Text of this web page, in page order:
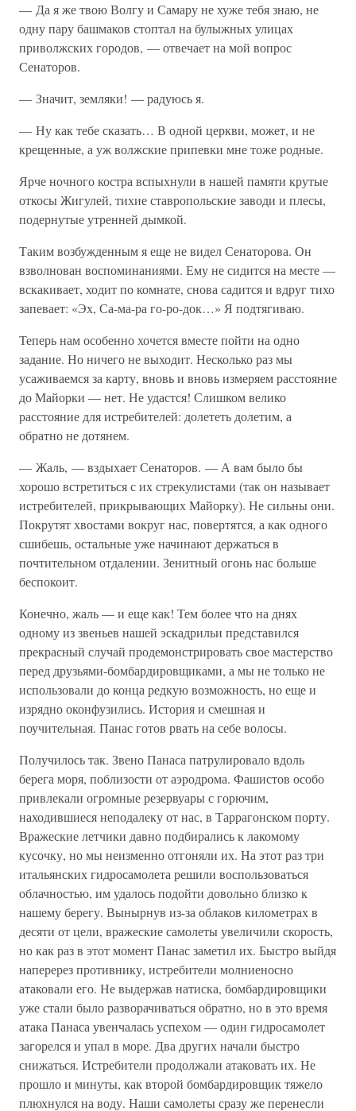
— Да я же твою Волгу и Самару не хуже тебя знаю, не
одну пару башмаков стоптал на булыжных улицах
приволжских городов, — отвечает на мой вопрос
Сенаторов.
— Значит, земляки! — радуюсь я.
— Ну как тебе сказать… В одной церкви, может, и не
крещенные, а уж волжские припевки мне тоже родные.
Ярче ночного костра вспыхнули в нашей памяти крутые
откосы Жигулей, тихие ставропольские заводи и плесы,
подернутые утренней дымкой.
Таким возбужденным я еще не видел Сенаторова. Он
взволнован воспоминаниями. Ему не сидится на месте —
вскакивает, ходит по комнате, снова садится и вдруг тихо
запевает: «Эх, Са-ма-ра го-ро-док…» Я подтягиваю.
Теперь нам особенно хочется вместе пойти на одно
задание. Но ничего не выходит. Несколько раз мы
усаживаемся за карту, вновь и вновь измеряем расстояние
до Майорки — нет. Не удастся! Слишком велико
расстояние для истребителей: долететь долетим, а
обратно не дотянем.
— Жаль, — вздыхает Сенаторов. — А вам было бы
хорошо встретиться с их стрекулистами (так он называет
истребителей, прикрывающих Майорку). Не сильны они.
Покрутят хвостами вокруг нас, повертятся, а как одного
сшибешь, остальные уже начинают держаться в
почтительном отдалении. Зенитный огонь нас больше
беспокоит.
Конечно, жаль — и еще как! Тем более что на днях
одному из звеньев нашей эскадрильи представился
прекрасный случай продемонстрировать свое мастерство
перед друзьями-бомбардировщиками, а мы не только не
использовали до конца редкую возможность, но еще и
изрядно оконфузились. История и смешная и
поучительная. Панас готов рвать на себе волосы.
Получилось так. Звено Панаса патрулировало вдоль
берега моря, поблизости от аэродрома. Фашистов особо
привлекали огромные резервуары с горючим,
находившиеся неподалеку от нас, в Таррагонском порту.
Вражеские летчики давно подбирались к лакомому
кусочку, но мы неизменно отгоняли их. На этот раз три
итальянских гидросамолета решили воспользоваться
облачностью, им удалось подойти довольно близко к
нашему берегу. Вынырнув из-за облаков километрах в
десяти от цели, вражеские самолеты увеличили скорость,
но как раз в этот момент Панас заметил их. Быстро выйдя
наперерез противнику, истребители молниеносно
атаковали его. Не выдержав натиска, бомбардировщики
уже стали было разворачиваться обратно, но в это время
атака Панаса увенчалась успехом — один гидросамолет
загорелся и упал в море. Два других начали быстро
снижаться. Истребители продолжали атаковать их. Не
прошло и минуты, как второй бомбардировщик тяжело
плюхнулся на воду. Наши самолеты сразу же перенесли